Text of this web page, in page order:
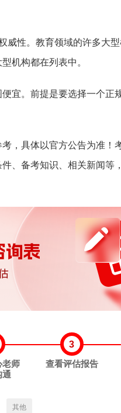
威性。教育领域的许多大
机构都在列表中。
宜。前提是要选择一个正
，具体以官方公告为准！
、备考知识、相关新闻等
老师
通
3
查看评估报告
其他